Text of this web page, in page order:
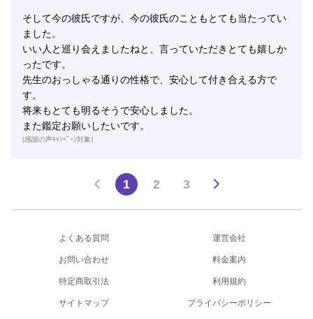
そして今の彼氏ですが、今の彼氏のこともとても当たってい
ました。
いい人と巡り会えましたねと、言っていただきとても嬉しか
ったです。
先生のおっしゃる通りの性格で、安心して付き合える方で
す。
将来もとても明るそうで安心しました。
また鑑定お願いしたいです。
[感謝の声ｷｬﾝﾍﾟｰﾝ対象]
1 2 3
よくある質問
運営会社
お問い合わせ
料金案内
特定商取引法
利用規約
サイトマップ
プライバシーポリシー